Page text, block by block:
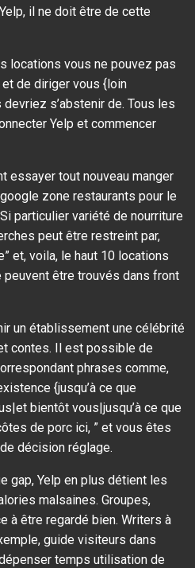
il ne doit être de cette
locations vous ne pouvez pas
de diriger vous {loin
s’abstenir de. Tous les
Yelp et commencer
essayer tout nouveau manger
zone restaurants pour le
particulier variété de nourriture
peut être restreint par,
et, voila, le haut 10 locations
être trouvés dans front
un établissement une célébrité
contes. Il est possible de
phrases comme,
{jusqu’à ce que
bientôt vous|jusqu’à ce que
de porc ici, ” et vous êtes
décision réglage.
gap, Yelp en plus détient les
malsaines. Groupes,
à être regardé bien. Writers à
guide visiteurs dans
temps utilisation de